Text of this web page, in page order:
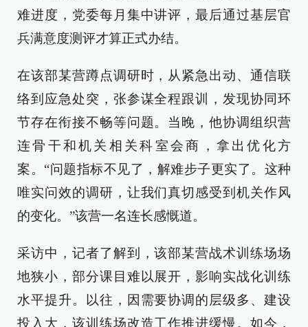
难进度，党委每月集中讲评，最后通过基层官
兵满意度测评才算正式办结。
在该部某营蹲点调研时，从紧急出动、通信联
络到应急处突，张参谋全程跟训，发现协同环
节存在衔接不畅等问题。当晚，他协调组织营
连骨干和机关相关科室会商，拿出优化方
案。“问题指标不见了，解难步子更实了。这种
唯实问效的调研，让我们真切感受到机关作风
的变化。”该营一名连长感慨道。
采访中，记者了解到，该部某营战术训练场场
地狭小，部分课目难以展开，影响实战化训练
水平提升。以往，因需要协调的层级多、建设
投入大，该训练场改造工作推进缓慢。如今，